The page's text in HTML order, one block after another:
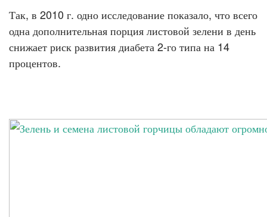
Так, в 2010 г. одно исследование показало, что всего
одна дополнительная порция листовой зелени в день
снижает риск развития диабета 2-го типа на 14
процентов.